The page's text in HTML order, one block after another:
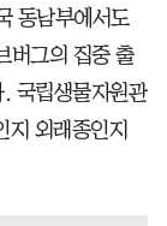
동남부에서도
버그의 집중 출
국립생물자원관
지 외래종인지